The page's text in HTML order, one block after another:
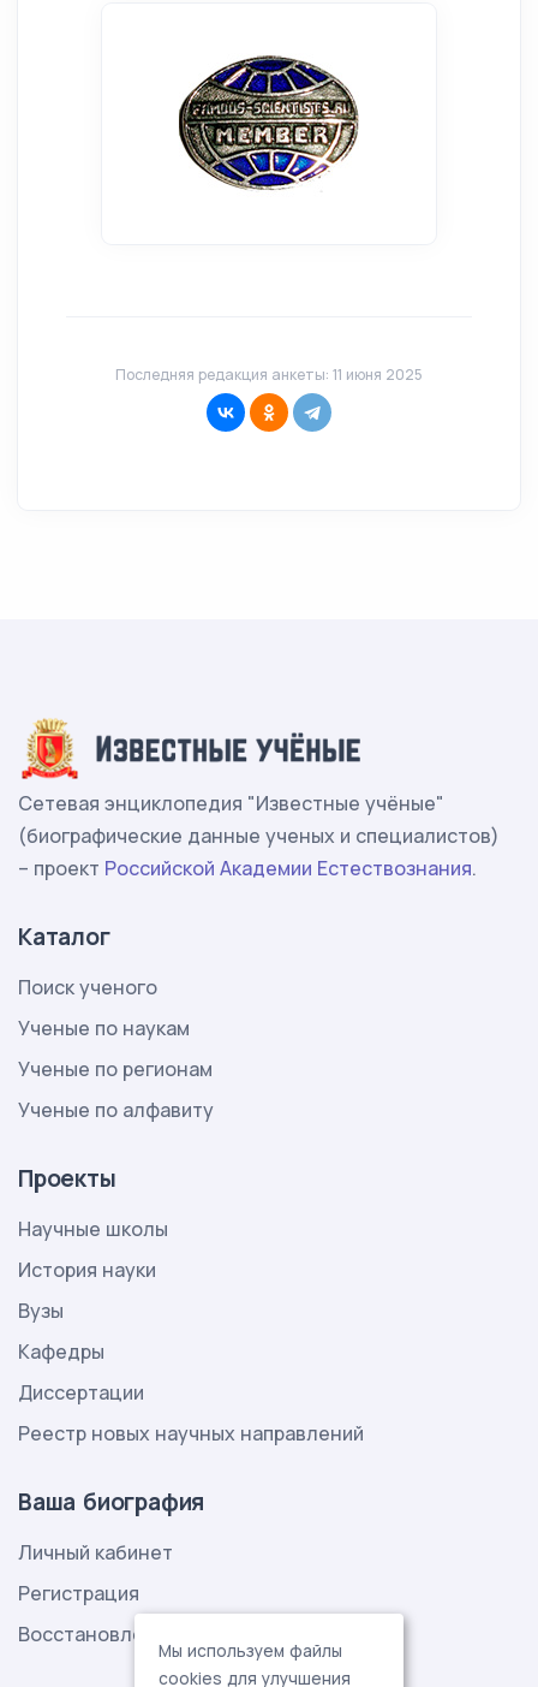
Последняя редакция анкеты: 11 июня 2025
Сетевая энциклопедия "Известные учёные"
(биографические данные ученых и специалистов)
– проект Российской Академии Естествознания.
Каталог
Поиск ученого
Ученые по наукам
Ученые по регионам
Ученые по алфавиту
Проекты
Научные школы
История науки
Вузы
Кафедры
Диссертации
Реестр новых научных направлений
Ваша биография
Личный кабинет
Регистрация
Восстановление пароля
Мы используем файлы
cookies для улучшения